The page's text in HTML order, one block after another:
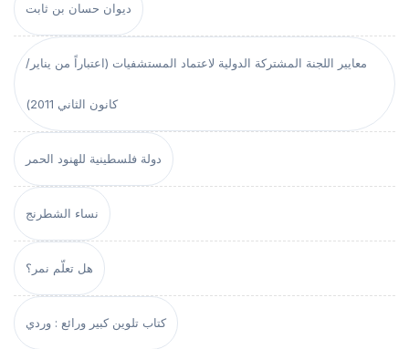
ديوان حسان بن ثابت
معايير اللجنة المشتركة الدولية لاعتماد المستشفيات (اعتباراً من يناير/
كانون الثاني 2011)
دولة فلسطينية للهنود الحمر
نساء الشطرنج
هل تعلّم نمر؟
كتاب تلوين كبير ورائع : وردي